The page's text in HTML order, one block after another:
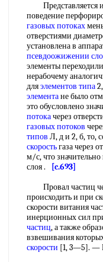
Представляется
поведение
газовых потоках
отверстиями
установлена в
псевдоожижении
элементы
нерабочему
дляэлементов типа
элементане было
это обусловлено
потокачерез
газовых потоков
типов Л, д и 2, б, то,
скоростьгаза через
м/с, что
слоя .
[c.693]
Провал частиц
происходить и при
скорости витания
инерционных сил
частиц, а также
взвешивания
скорости [1, 3—5]. —